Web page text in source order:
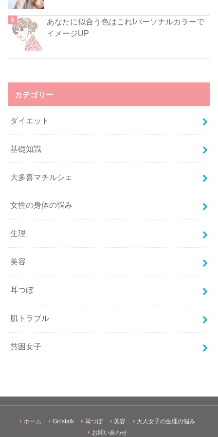
あなたに似合う色はこれ!パーソナルカラーで
イメージUP
カテゴリー
ダイエット
基礎知識
大多喜マチルシェ
女性の身体の悩み
生理
美容
耳つぼ
肌トラブル
貧困女子
ホーム Girlstalk 耳つぼ 美容
大人女子の生理の悩み
お問い合わせ